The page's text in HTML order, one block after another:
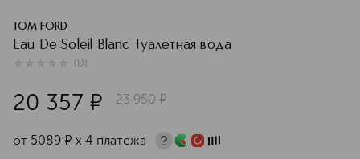
TOM FORD
Eau De Soleil Blanc Туалетная вода
(0)
20 357 ¤ 23 950 ¤
от 5089 ¤ х 4 платежа